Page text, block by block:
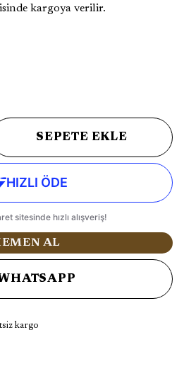
kargoya verilir.
SEPETE EKLE
AL
kargo